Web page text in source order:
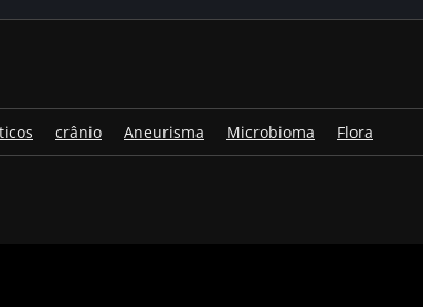
crânio Aneurisma Microbioma Flora